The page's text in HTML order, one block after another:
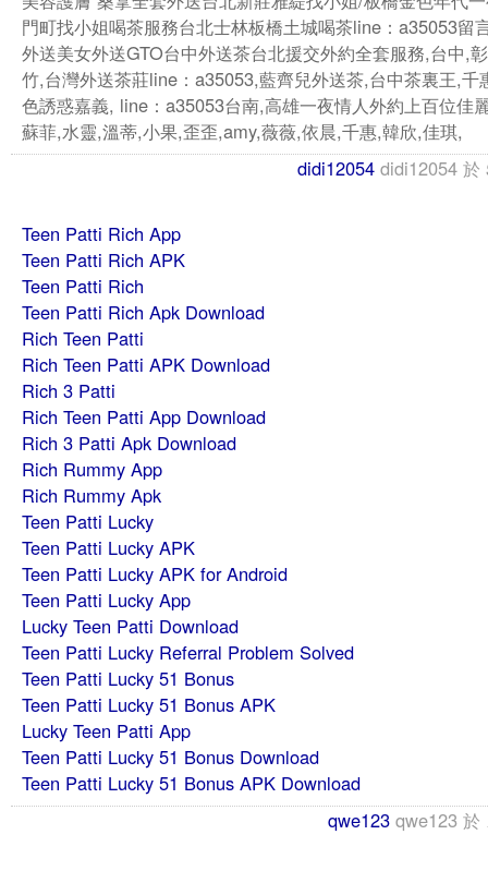
門町找小姐喝茶服務台北士林板橋土城喝茶line：a35053留
外送美女外送GTO台中外送茶台北援交外約全套服務,台中,
竹,台灣外送茶莊line：a35053,藍齊兒外送茶,台中茶裏王,千
色誘惑嘉義, line：a35053台南,高雄一夜情人外約上百位佳
蘇菲,水靈,溫蒂,小果,歪歪,amy,薇薇,依晨,千惠,韓欣,佳琪,
didi12054 didi12054 於
Teen Patti Rich App
Teen Patti Rich APK
Teen Patti Rich
Teen Patti Rich Apk Download
Rich Teen Patti
Rich Teen Patti APK Download
Rich 3 Patti
Rich Teen Patti App Download
Rich 3 Patti Apk Download
Rich Rummy App
Rich Rummy Apk
Teen Patti Lucky
Teen Patti Lucky APK
Teen Patti Lucky APK for Android
Teen Patti Lucky App
Lucky Teen Patti Download
Teen Patti Lucky Referral Problem Solved
Teen Patti Lucky 51 Bonus
Teen Patti Lucky 51 Bonus APK
Lucky Teen Patti App
Teen Patti Lucky 51 Bonus Download
Teen Patti Lucky 51 Bonus APK Download
qwe123 qwe123 於